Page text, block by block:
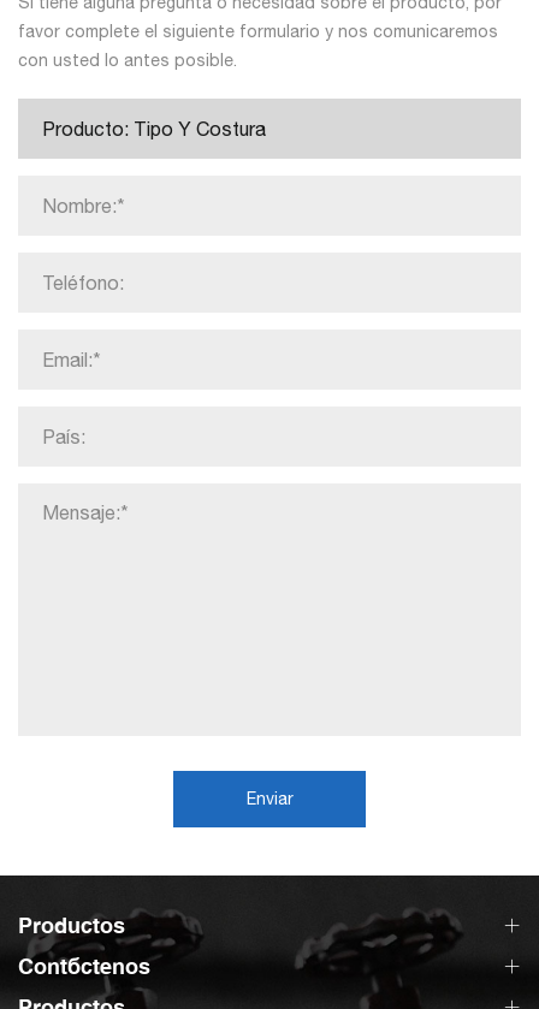
favor complete el siguiente formulario y nos comunicaremos
con usted lo antes posible.
Enviar
Productos
Contáctenos